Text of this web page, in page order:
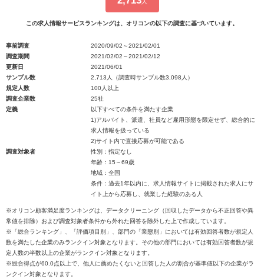
人
この求人情報サービスランキングは、オリコンの以下の調査に基づいています。
事前調査
2020/09/02～2021/02/01
調査期間
2021/02/02～2021/02/12
更新日
2021/06/01
サンプル数
2,713人（調査時サンプル数3,098人）
規定人数
100人以上
調査企業数
25社
定義
以下すべての条件を満たす企業
1)アルバイト、派遣、社員など雇用形態を限定せず、総合的に
求人情報を扱っている
2)サイト内で直接応募が可能である
調査対象者
性別：指定なし
年齢：15～69歳
地域：全国
条件：過去1年以内に、求人情報サイトに掲載された求人にサ
イト上から応募し、就業した経験のある人
※オリコン顧客満足度ランキングは、データクリーニング（回収したデータから不正回答や異
常値を排除）および調査対象者条件から外れた回答を除外した上で作成しています。
※「総合ランキング」、「評価項目別」、部門の「業態別」においては有効回答者数が規定人
数を満たした企業のみランクイン対象となります。その他の部門においては有効回答者数が規
定人数の半数以上の企業がランクイン対象となります。
※総合得点が60.0点以上で、他人に薦めたくないと回答した人の割合が基準値以下の企業がラ
ンクイン対象となります。